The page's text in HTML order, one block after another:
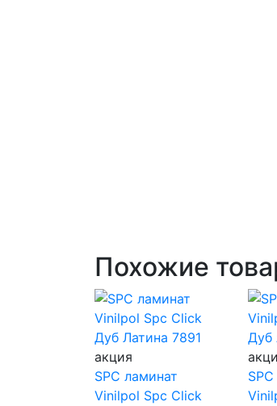
Похожие
акция
SPC ламинат
Vinilpol Spc Click